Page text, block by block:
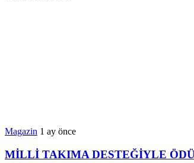
Magazin 1 ay önce
MİLLİ TAKIMA DESTEĞİYLE